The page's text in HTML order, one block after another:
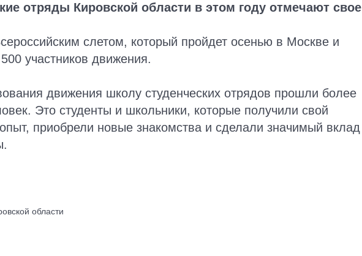
отряды Кировской области в этом году отмечают свое
слетом, который пройдет осенью в Москве и
участников движения.
движения школу студенческих отрядов прошли более
Это студенты и школьники, которые получили свой
приобрели новые знакомства и сделали значимый вклад
области